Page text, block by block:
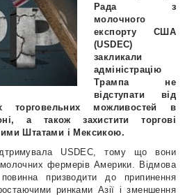
Рада з
молочного
експорту США
(USDEC)
закликали
адміністрацію
Трампа не
відступати від
можливостей в
а також захистити торгові
Штатами і Мексикою.
USDEC, тому що вони
фермерів Америки. Відмова
призводити до припинення
ринками Азії і зменшення